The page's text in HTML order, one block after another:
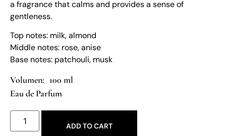
a fragrance that calms and provides a sense of
gentleness.
Top notes: milk, almond
Middle notes: rose, anise
Base notes: patchouli, musk
100 ml
Eau de Parfum
ADD TO CART